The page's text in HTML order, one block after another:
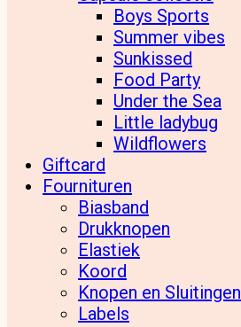
Boys Sports
Summer vibes
Sunkissed
Food Party
Under the Sea
Little ladybug
Wildflowers
Giftcard
Fournituren
Biasband
Drukknopen
Elastiek
Koord
Knopen en Sluitingen
Labels